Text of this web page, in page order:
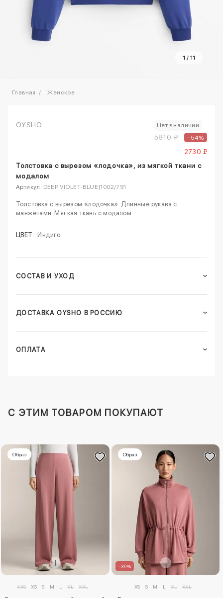
1 / 11
Главная Женское
OYSHO Нет в наличии
5810 ₽ –54%
2730 ₽
Толстовка с вырезом «лодочка», из мягкой ткани с
модалом
Артикул: DEEP VIOLET-BLUE|1002/791
Толстовка с вырезом «лодочка». Длинные рукава с
манжетами. Мягкая ткань с модалом.
ЦВЕТ: Индиго
СОСТАВ И УХОД
ДОСТАВКА OYSHO В РОССИЮ
ОПЛАТА
C ЭТИМ ТОВАРОМ ПОКУПАЮТ
Образ
XXS XS S M L XL XXL
–39%
Образ
XS S M L XL XXL